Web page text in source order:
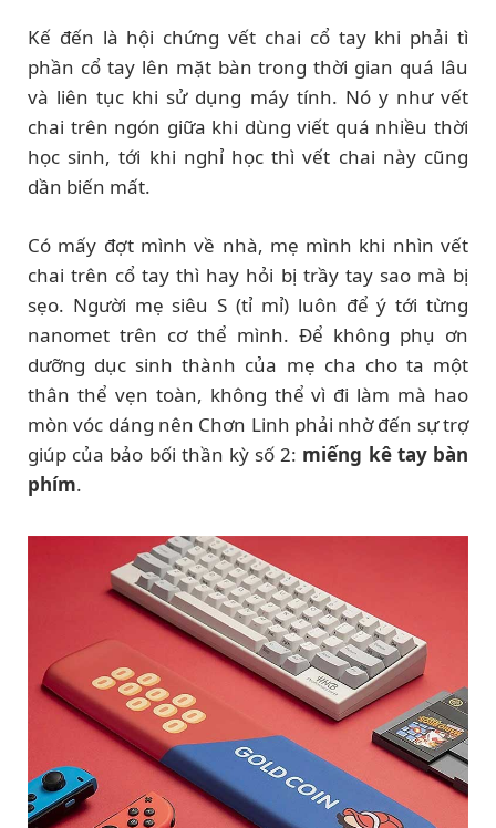
Kế đến là hội chứng vết chai cổ tay khi phải tì
phần cổ tay lên mặt bàn trong thời gian quá lâu
và liên tục khi sử dụng máy tính. Nó y như vết
chai trên ngón giữa khi dùng viết quá nhiều thời
học sinh, tới khi nghỉ học thì vết chai này cũng
dần biến mất.
Có mấy đợt mình về nhà, mẹ mình khi nhìn vết
chai trên cổ tay thì hay hỏi bị trầy tay sao mà bị
sẹo. Người mẹ siêu S (tỉ mỉ) luôn để ý tới từng
nanomet trên cơ thể mình. Để không phụ ơn
dưỡng dục sinh thành của mẹ cha cho ta một
thân thể vẹn toàn, không thể vì đi làm mà hao
mòn vóc dáng nên Chơn Linh phải nhờ đến sự trợ
giúp của bảo bối thần kỳ số 2: miếng kê tay bàn
phím.